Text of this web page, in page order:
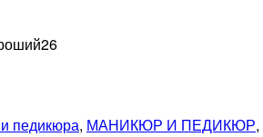
26
педикюра, МАНИКЮР И ПЕДИКЮР,